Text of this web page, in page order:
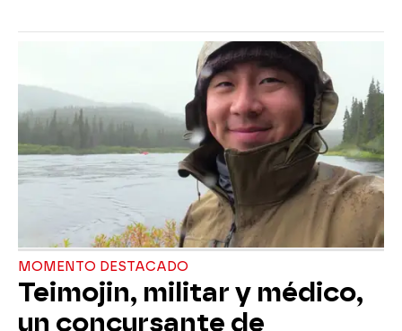
MOMENTO DESTACADO
Teimojin, militar y médico,
un concursante de